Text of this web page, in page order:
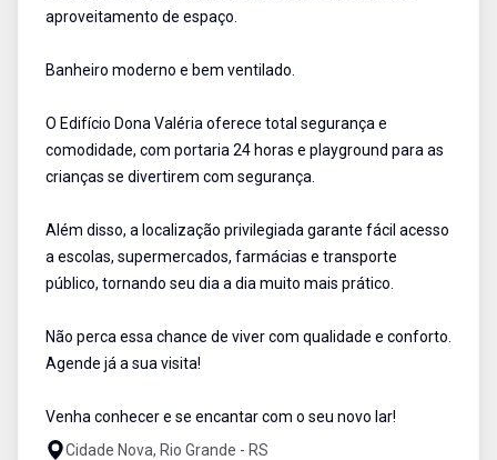
aproveitamento de espaço.
Banheiro moderno e bem ventilado.
O Edifício Dona Valéria oferece total segurança e
comodidade, com portaria 24 horas e playground para as
crianças se divertirem com segurança.
Além disso, a localização privilegiada garante fácil acesso
a escolas, supermercados, farmácias e transporte
público, tornando seu dia a dia muito mais prático.
Não perca essa chance de viver com qualidade e conforto.
Agende já a sua visita!
Venha conhecer e se encantar com o seu novo lar!
Cidade Nova, Rio Grande - RS